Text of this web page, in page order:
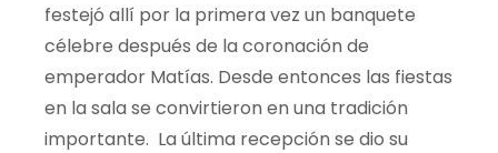
festejó allí por la primera vez un banquete
célebre después de la coronación de
emperador Matías. Desde entonces las fiestas
en la sala se convirtieron en una tradición
importante. La última recepción se dio su